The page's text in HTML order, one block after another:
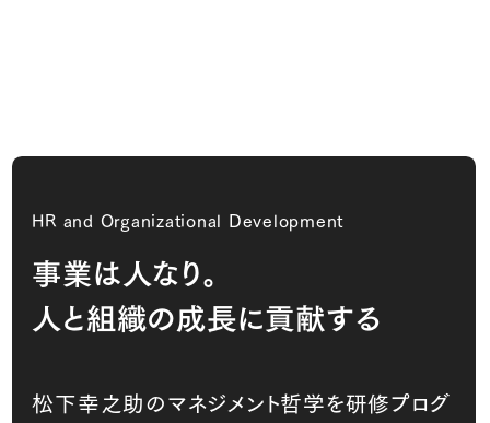
HR and Organizational Development
事業は人なり。
人と組織の成長に貢献する
松下幸之助のマネジメント哲学を研修プログ